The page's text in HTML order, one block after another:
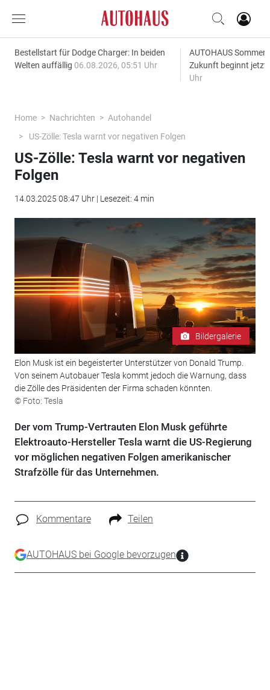
Bestellstart für Dodge Charger: In beiden
Welten auffällig 06.08.2026, 05:51 Uhr
AUTOHAUS
Zukunft beginnt jetzt
Uhr
Home Nachrichten
Autohandel
US-Zölle: Tesla warnt vor negativen Folgen
US-Zölle: Tesla warnt vor negativen
Folgen
14.03.2025 08:47 Uhr | Lesezeit: 4 min
Bildergalerie
Elon Musk ist ein begeisterter Unterstützer von Donald Trump.
Von seinem Autobauer Tesla kommt jedoch die Warnung, dass
die Zölle des Präsidenten der Firma schaden könnten.
© Foto: Tesla
Der vom Trump-Vertrauten Elon Musk geführte
Elektroauto-Hersteller Tesla warnt die US-Regierung
vor möglichen negativen Folgen amerikanischer
Strafzölle für das Unternehmen.
Kommentare Teilen
AUTOHAUS bei Google bevorzugen